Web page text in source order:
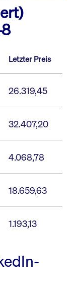
Letzter Preis
26.319,45
32.407,20
4.068,78
18.659,63
1.193,13